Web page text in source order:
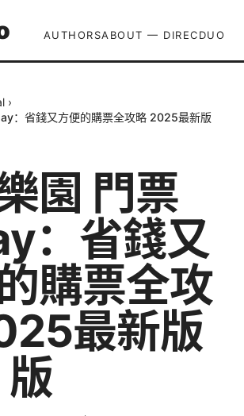
AUTHORSABOUT — DIRECDUO
›
：省錢又方便的購票全攻略 2025最新版
園 門票
：省錢又
購票全攻
最新版